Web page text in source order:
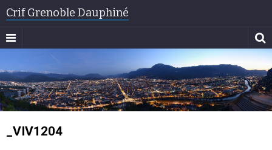
Crif Grenoble Dauphiné
_VIV1204